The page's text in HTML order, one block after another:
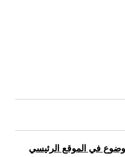
في الموقع الرئيسي